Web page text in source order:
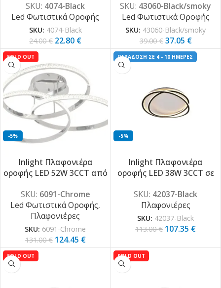
plexiglass D:49x200cm
(4074-Black)
SKU: 4074-Black
Led Φωτιστικά Οροφής
SKU: 4074-Black
24.00€ 22.80 €
3CCT D:20cm (43060-
Black/smoky)
SKU: 43060-Black/smoky
Led Φωτιστικά Οροφής
SKU: 43060-Black/smoky
39.00€ 37.05 €
-5%
SOLD OUT
Inlight Πλαφονιέρα
οροφής LED 52W 3CCT από
ακρυλικό D:60cm (6091-
Chrome)
SKU: 6091-Chrome
Led Φωτιστικά Οροφής,
Πλαφονιέρες
SKU: 6091-Chrome
131.00€ 124.45 €
-5%
ΠΑΡΑΔΟΣΗ ΣΕ 4 - 10 ΗΜΕΡΕΣ
Inlight Πλαφονιέρα
οροφής LED 38W 3CCT σε
D:50x12cm (42037-Black)
SKU: 42037-Black
Πλαφονιέρες
SKU: 42037-Black
113.00€ 107.35 €
SOLD OUT SOLD OUT